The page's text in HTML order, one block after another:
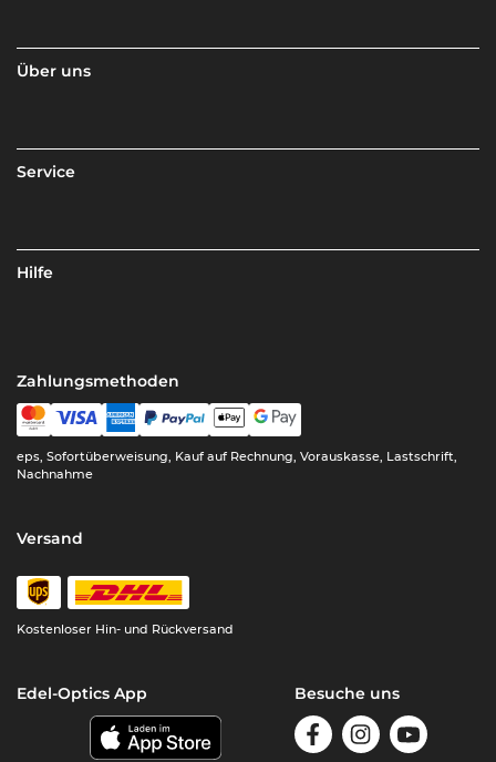
Über uns
Service
Hilfe
Zahlungsmethoden
eps, Sofortüberweisung, Kauf auf Rechnung, Vorauskasse, Lastschrift,
Nachnahme
Versand
Kostenloser Hin- und Rückversand
Edel-Optics App Besuche uns